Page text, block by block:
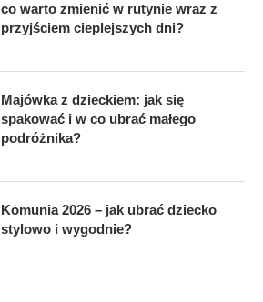
co warto zmienić w rutynie wraz z
przyjściem cieplejszych dni?
Majówka z dzieckiem: jak się
spakować i w co ubrać małego
podróżnika?
Komunia 2026 – jak ubrać dziecko
stylowo i wygodnie?